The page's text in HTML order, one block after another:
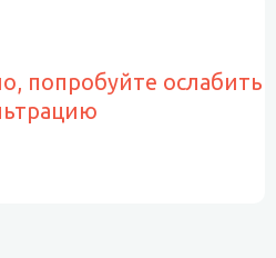
попробуйте ослабить